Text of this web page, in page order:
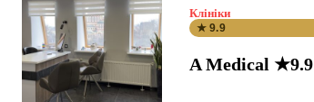
Клініки
★ 9.9
A Medical ★9.9